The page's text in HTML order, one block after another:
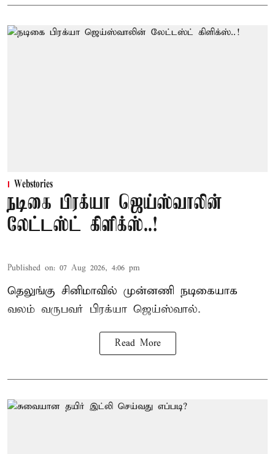
Webstories
நடிகை பிரக்யா ஜெய்ஸ்வாலின்
லேட்டஸ்ட் கிளிக்ஸ்..!
Published on: 07 Aug 2026, 4:06 pm
தெலுங்கு சினிமாவில் முன்னணி நடிகையாக
வலம் வருபவர் பிரக்யா ஜெய்ஸ்வால்.
Read More